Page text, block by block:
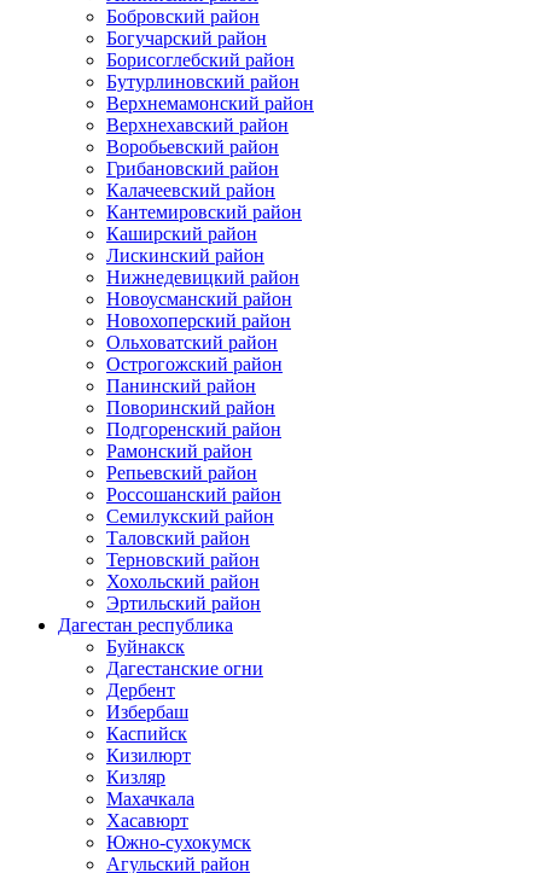
Бобровский район
Богучарский район
Борисоглебский район
Бутурлиновский район
Верхнемамонский район
Верхнехавский район
Воробьевский район
Грибановский район
Калачеевский район
Кантемировский район
Каширский район
Лискинский район
Нижнедевицкий район
Новоусманский район
Новохоперский район
Ольховатский район
Острогожский район
Панинский район
Поворинский район
Подгоренский район
Рамонский район
Репьевский район
Россошанский район
Семилукский район
Таловский район
Терновский район
Хохольский район
Эртильский район
Дагестан республика
Буйнакск
Дагестанские огни
Дербент
Избербаш
Каспийск
Кизилюрт
Кизляр
Махачкала
Хасавюрт
Южно-сухокумск
Агульский район